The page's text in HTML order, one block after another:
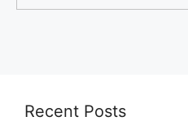
Recent Posts